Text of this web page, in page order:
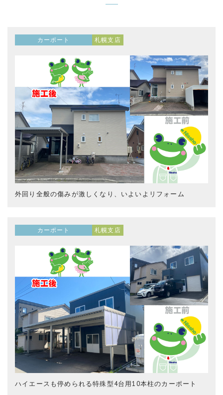
カーポート 札幌支店
外回り全般の傷みが激しくなり、いよいよリフォーム
カーポート 札幌支店
ハイエースも停められる特殊型4台用10本柱のカーポート